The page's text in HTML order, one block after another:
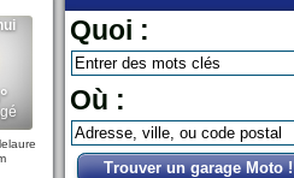
Quoi :
Où :
Trouver un garage Moto !